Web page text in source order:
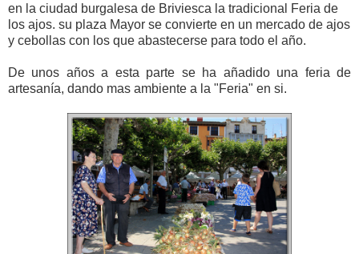
en la ciudad burgalesa de Briviesca la tradicional Feria de
los ajos. su plaza Mayor se convierte en un mercado de ajos
y cebollas con los que abastecerse para todo el año.
De unos años a esta parte se ha añadido una feria de
artesanía, dando mas ambiente a la "Feria" en si.